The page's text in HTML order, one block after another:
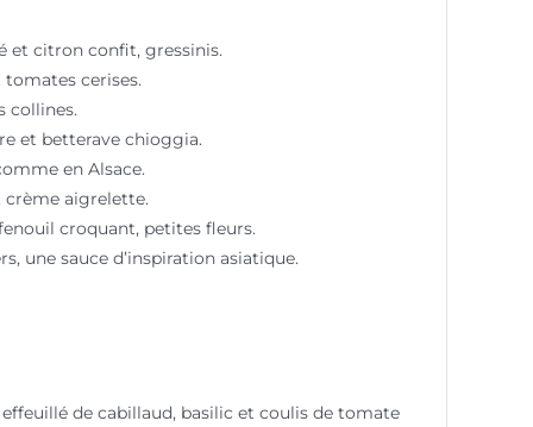
et citron confit, gressinis.
cerises.
collines.
et betterave chioggia.
en Alsace.
crème aigrelette.
croquant, petites fleurs.
une sauce d’inspiration asiatique.
de cabillaud, basilic et coulis de tomate